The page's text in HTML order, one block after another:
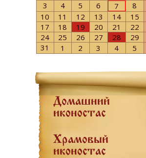
3
4 5 6 7 8
10
11 12 13 14 15
17
18 19 20 21 22
24
25 26 27 28 29
31
1 2 3 4 5
Домашний
иконостас
Храмовый
иконостас